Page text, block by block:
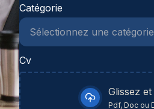
Catégorie
Cv
Glissez
Pdf, Doc ou